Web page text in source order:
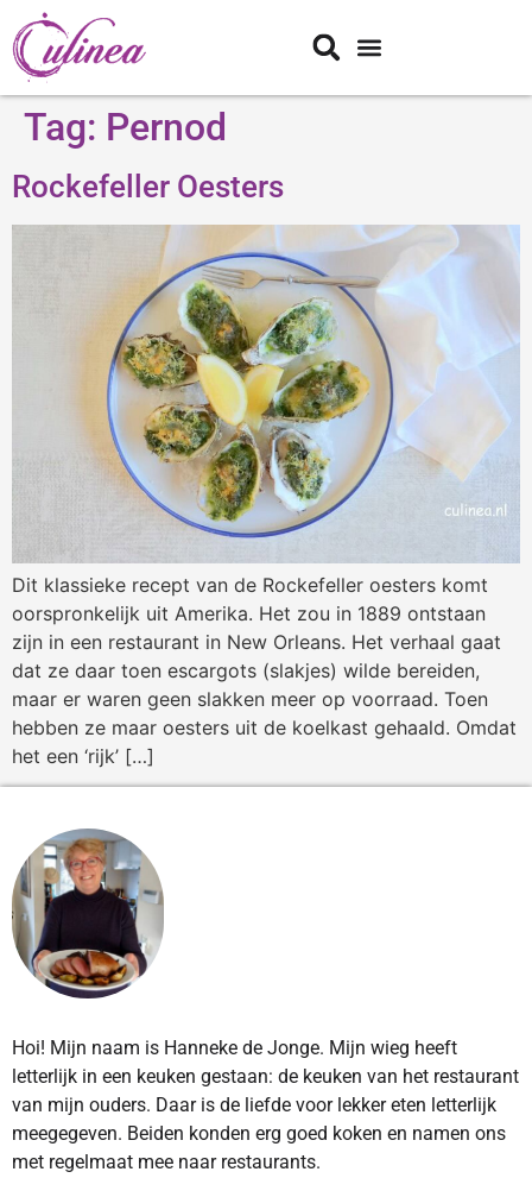
Tag: Pernod
Rockefeller Oesters
Dit klassieke recept van de Rockefeller oesters komt
oorspronkelijk uit Amerika. Het zou in 1889 ontstaan
zijn in een restaurant in New Orleans. Het verhaal gaat
dat ze daar toen escargots (slakjes) wilde bereiden,
maar er waren geen slakken meer op voorraad. Toen
hebben ze maar oesters uit de koelkast gehaald. Omdat
het een ‘rijk’ […]
Hoi! Mijn naam is Hanneke de Jonge. Mijn wieg heeft
letterlijk in een keuken gestaan: de keuken van het restaurant
van mijn ouders. Daar is de liefde voor lekker eten letterlijk
meegegeven. Beiden konden erg goed koken en namen ons
met regelmaat mee naar restaurants.